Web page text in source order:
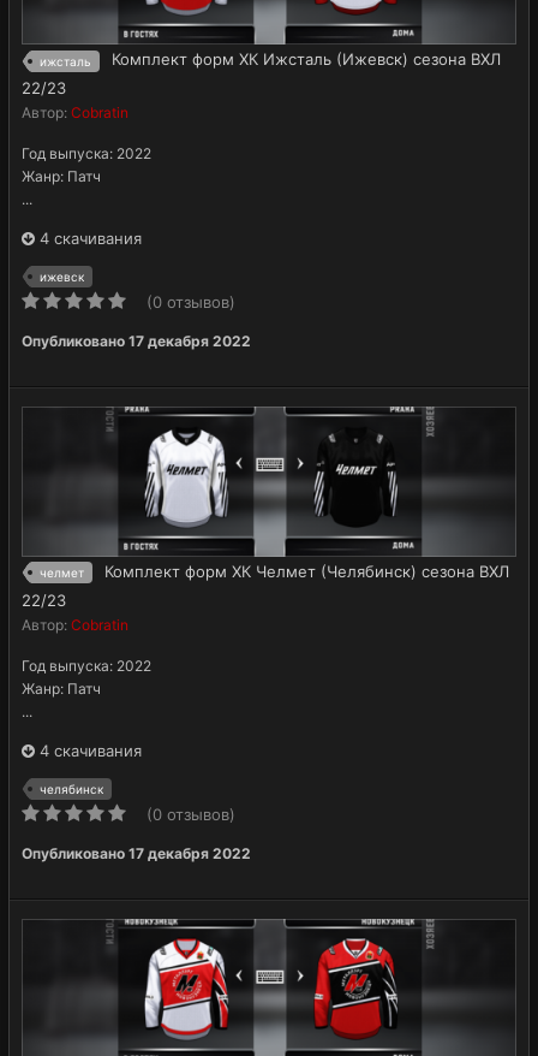
ижсталь
Комплект форм ХК Ижсталь (Ижевск) сезона ВХЛ
22/23
Автор: Cobratin
Год выпуска: 2022
Жанр: Патч
...
4 скачивания
ижевск
(0 отзывов)
Опубликовано 17 декабря 2022
челмет
Комплект форм ХК Челмет (Челябинск) сезона ВХЛ
22/23
Автор: Cobratin
Год выпуска: 2022
Жанр: Патч
...
4 скачивания
челябинск
(0 отзывов)
Опубликовано 17 декабря 2022